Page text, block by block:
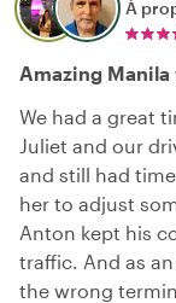
À
Amazing
We had a great
Juliet and our
and still had
her to adjust
Anton kept his
traffic. And as
the wrong